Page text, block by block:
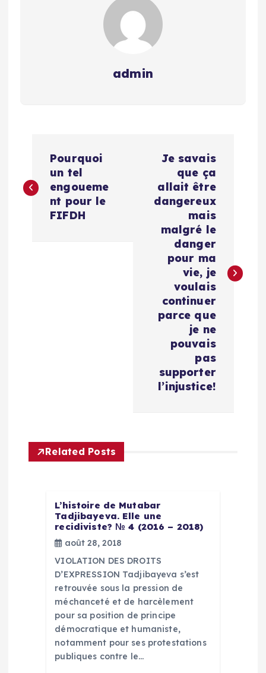
admin
a
v
d
e
Pourquoi
un tel
engoueme
nt pour le
FIFDH
Je savais
que ça
allait être
dangereux
mais
malgré le
danger
pour ma
vie, je
voulais
continuer
parce que
je ne
pouvais
pas
supporter
l’injustice!
Related Posts
L’histoire de Mutabar
Tadjibayeva. Elle une
recidiviste? № 4 (2016 – 2018)
août 28, 2018
VIOLATION DES DROITS
D’EXPRESSION Tadjibayeva s’est
retrouvée sous la pression de
méchanceté et de harcèlement
pour sa position de principe
démocratique et humaniste,
notamment pour ses protestations
publiques contre le…